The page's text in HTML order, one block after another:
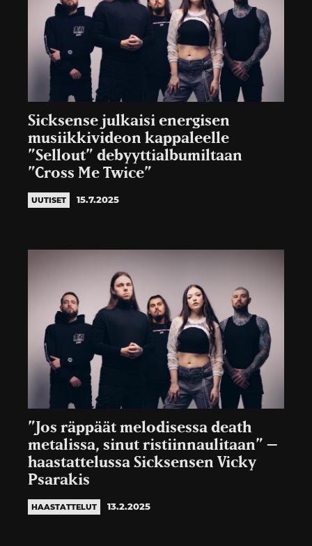
Sicksense julkaisi energisen
musiikkivideon kappaleelle
”Sellout” debyyttialbumiltaan
”Cross Me Twice”
UUTISET 15.7.2025
”Jos räppäät melodisessa death
metalissa, sinut ristiinnaulitaan” –
haastattelussa Sicksensen Vicky
Psarakis
HAASTATTELUT 13.2.2025